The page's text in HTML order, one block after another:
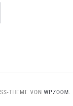
THEME VON WPZOOM.